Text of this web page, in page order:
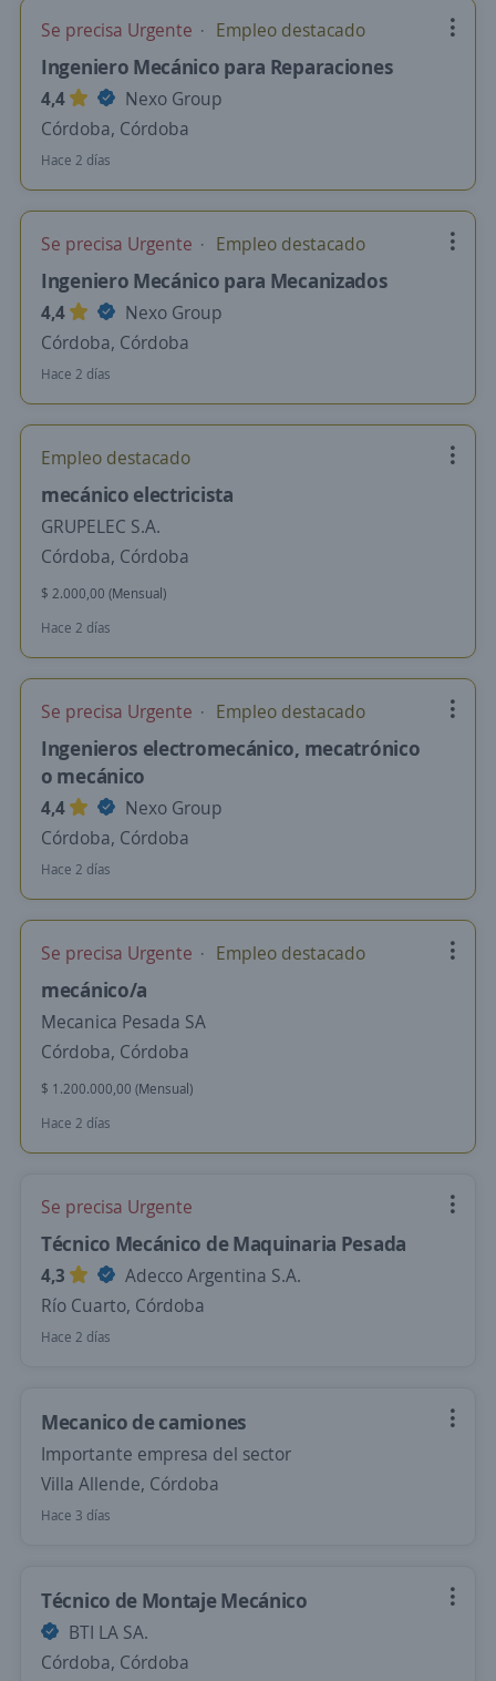
Se precisa Urgente Empleo destacado
Ingeniero Mecánico para Reparaciones
4,4
Nexo Group
Córdoba, Córdoba
Hace 2 días
Se precisa Urgente Empleo destacado
Ingeniero Mecánico para Mecanizados
4,4
Nexo Group
Córdoba, Córdoba
Hace 2 días
Empleo destacado
mecánico electricista
GRUPELEC S.A.
Córdoba, Córdoba
$ 2.000,00 (Mensual)
Hace 2 días
Se precisa Urgente Empleo destacado
Ingenieros electromecánico, mecatrónico
o mecánico
4,4
Nexo Group
Córdoba, Córdoba
Hace 2 días
Se precisa Urgente Empleo destacado
mecánico/a
Mecanica Pesada SA
Córdoba, Córdoba
$ 1.200.000,00 (Mensual)
Hace 2 días
Se precisa Urgente
Técnico Mecánico de Maquinaria Pesada
4,3
Adecco Argentina S.A.
Río Cuarto, Córdoba
Hace 2 días
Mecanico de camiones
Importante empresa del sector
Villa Allende, Córdoba
Hace 3 días
Técnico de Montaje Mecánico
BTI LA SA.
Córdoba, Córdoba